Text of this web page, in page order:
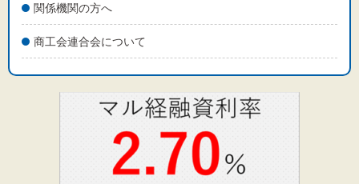
関係機関の方へ
商工会連合会について